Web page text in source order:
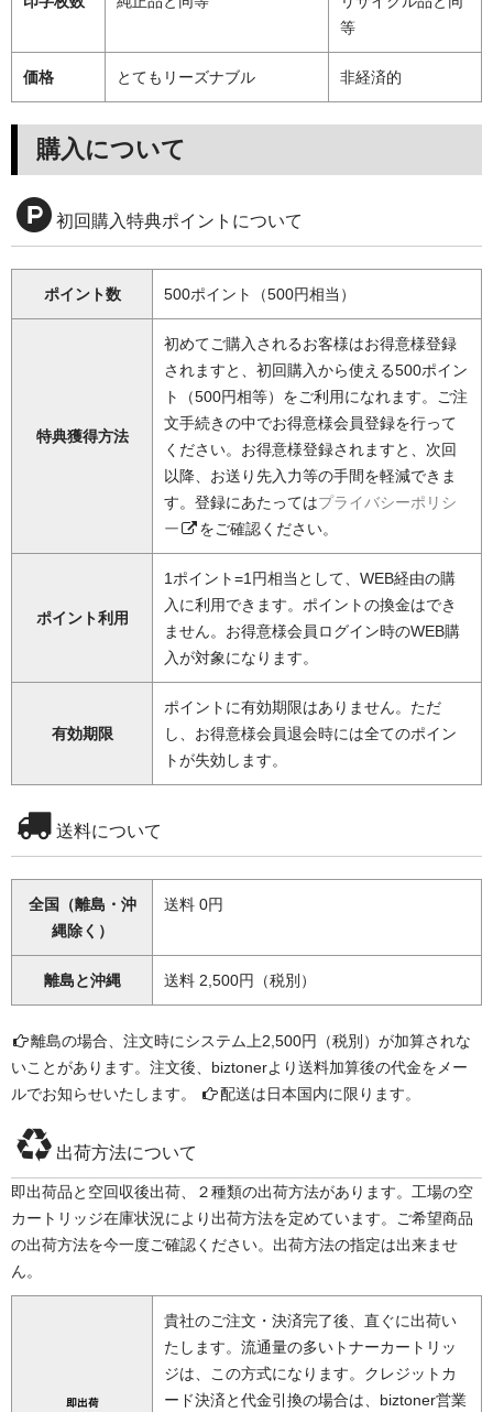
等
価格 とてもリーズナブル 非経済的
購入について
初回購入特典ポイントについて
ポイント数 500ポイント（500円相当）
特典獲得方法
初めてご購入されるお客様はお得意様登録
されますと、初回購入から使える500ポイン
ト（500円相等）をご利用になれます。ご注
文手続きの中でお得意様会員登録を行って
ください。お得意様登録されますと、次回
以降、お送り先入力等の手間を軽減できま
す。登録にあたってはプライバシーポリシ
ー
をご確認ください。
ポイント利用
1ポイント=1円相当として、WEB経由の購
入に利用できます。ポイントの換金はでき
ません。お得意様会員ログイン時のWEB購
入が対象になります。
有効期限
ポイントに有効期限はありません。ただ
し、お得意様会員退会時には全てのポイン
トが失効します。
送料について
全国（離島・沖
縄除く）
送料 0円
離島と沖縄 送料 2,500円（税別）
離島の場合、注文時にシステム上2,500円（税別）が加算されな
いことがあります。注文後、biztonerより送料加算後の代金をメー
ルでお知らせいたします。
配送は日本国内に限ります。
出荷方法について
即出荷品と空回収後出荷、２種類の出荷方法があります。工場の空
カートリッジ在庫状況により出荷方法を定めています。ご希望商品
の出荷方法を今一度ご確認ください。出荷方法の指定は出来ませ
ん。
貴社のご注文・決済完了後、直ぐに出荷い
たします。流通量の多いトナーカートリッ
ジは、この方式になります。クレジットカ
ード決済と代金引換の場合は、biztoner営業